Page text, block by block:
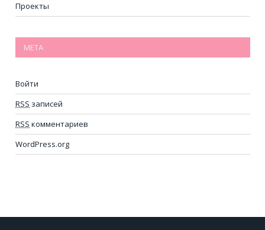
Проекты
МЕТА
Войти
RSS записей
RSS комментариев
WordPress.org